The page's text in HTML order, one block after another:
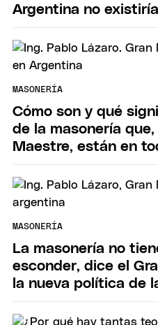
Argentina no
MASONERÍA
Cómo son y qué
de la masonería
Maestre, están en
MASONERÍA
La masonería no
esconder, dice el
la nueva política de